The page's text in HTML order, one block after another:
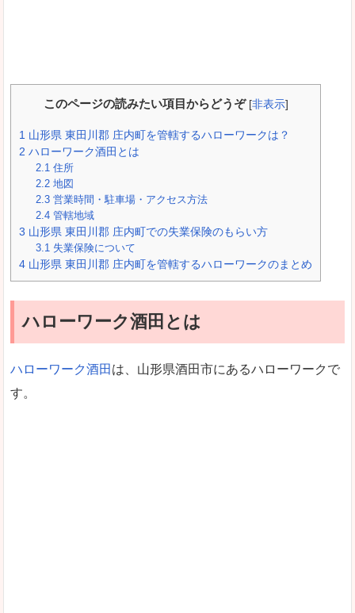
このページの読みたい項目からどうぞ [非表示]
1 山形県 東田川郡 庄内町を管轄するハローワークは？
2 ハローワーク酒田とは
2.1 住所
2.2 地図
2.3 営業時間・駐車場・アクセス方法
2.4 管轄地域
3 山形県 東田川郡 庄内町での失業保険のもらい方
3.1 失業保険について
4 山形県 東田川郡 庄内町を管轄するハローワークのまとめ
ハローワーク酒田とは
ハローワーク酒田 は、山形県酒田市にあるハローワークで
す。